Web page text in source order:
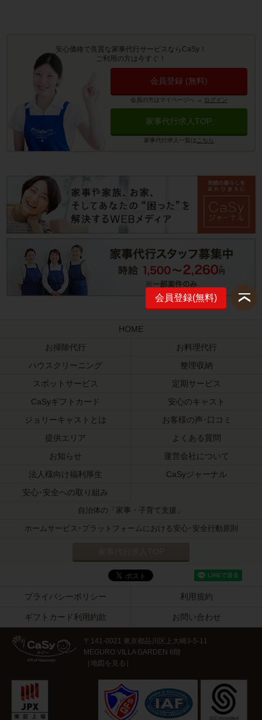
安心価格で良質な家事代行サービスならCaSy！
ご利用の方は今すぐ！
会員登録 (無料)
会員の方はマイページへ → ログイン
家事代行求人TOP
家事代行求人一覧は こちら
会員登録(無料)
HOME
お掃除代行
お料理代行
ハウスクリーニング
整理収納
スポットサービス
定期サービス
CaSyギフトカード
安心のキャスト
ジョリーキャストとは
お客様の声･口コミ
提供エリア
よくある質問
お知らせ
運営会社について
法人様向け福利厚生
CaSyジャーナル
安心･安全への取り組み
自治体の「家事・子育て支援」
ホームサービス･プラットフォームにおける安心･安全行動原則
プライバシーポリシー 利用規約
ギフトカード利用約款 お問い合わせ
〒141-0021 東京都品川区上大崎3-5-11
MEGURO VILLA GARDEN 6階
［地図を見る ］